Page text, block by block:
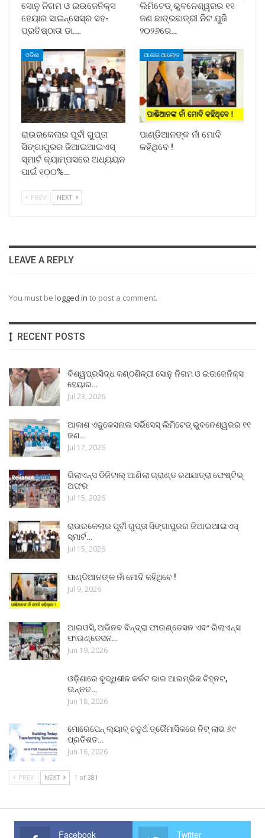
ସୋନୁ ନିଗମ ଓ ଇଉଜେନିକ୍ସ
ହେୟାର ସାଇନ୍ସେସ୍ର ସହ-
ପ୍ରତିଷ୍ଠାତା ଡା.…
ଲିମିଟେଡ୍ ଭୁବନେଶ୍ୱରର ୧୧
ଜଣ ଛାତ୍ରଛାତ୍ରୀ ନିଟ ଯୁଜି
୨୦୨୬ରେ…
ଓଡିଶା
ରାଉରକେଲାର ପୂର୍ବୀ ଗୁପ୍ତା
ସିଙ୍ଗାପୁରର ଜିଆଇଆଇଏସ୍
ସ୍ମାର୍ଟ କ୍ୟାମ୍ପସରେ ଅଧ୍ୟୟନ
ପାଇଁ ୧୦୦%…
ଆଶାର ଆଲୋକ
ପାଣ୍ଡିଆନଙ୍କ ନାଁ ମୋଦି
କହିଥିବେ !
PREV NEXT
LEAVE A REPLY
You must be logged in to post a comment.
RECENT POSTS
ବିଶ୍ୱପ୍ରସିଦ୍ଧ କଣ୍ଠଶିଳ୍ପୀ ସୋନୁ ନିଗମ ଓ ଇଉଜେନିକ୍ସ
ହେୟାର…
Jul 23, 2026
ଆକାଶ ଏଜୁକେସନାଲ ସର୍ଭିସେସ୍ ଲିମିଟେଡ୍ ଭୁବନେଶ୍ୱରର ୧୧
ଜଣ…
Jul 17, 2026
ରିଲାଏନ୍ସ ଡିଜିଟାଲ୍ ଆଣିଲା ଗ୍ରାଣ୍ଡ ରଥଯାତ୍ରା ଫେଷ୍ଟିଭ୍
ଅଫର
Jul 15, 2026
ରାଉରକେଲାର ପୂର୍ବୀ ଗୁପ୍ତା ସିଙ୍ଗାପୁରର ଜିଆଇଆଇଏସ୍
ସ୍ମାର୍ଟ…
Jul 15, 2026
ପାଣ୍ଡିଆନଙ୍କ ନାଁ ମୋଦି କହିଥିବେ !
Jul 9, 2026
ଆଇଓସି, ଅଭିନବ ବିନ୍ଦ୍ରା ଫାଉଣ୍ଡେସନ ଏବଂ ରିଲାଏନ୍ସ
ଫାଉଣ୍ଡେସନ…
Jun 19, 2026
ଓଡ଼ିଶାରେ ବୃଦ୍ଧିଶୀଳ କର୍କଟ ଭାର ଆରମ୍ଭିକ ଚିହ୍ନଟ,
ଉନ୍ନତ…
Jun 18, 2026
ମୋରେପେନ୍ ଲ୍ୟାବ୍ ଚତୁର୍ଥ ତ୍ରୈମାସିକରେ ନିଟ୍ ଲାଭ ୬୯
ପ୍ରତିଶତ…
Jun 16, 2026
PREV NEXT 1 of 381
Facebook Twitter